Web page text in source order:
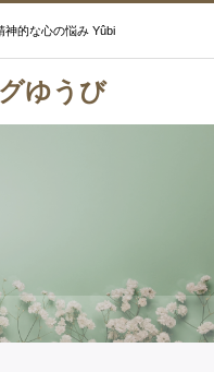
神的な心の悩み Yûbi
ゆうび